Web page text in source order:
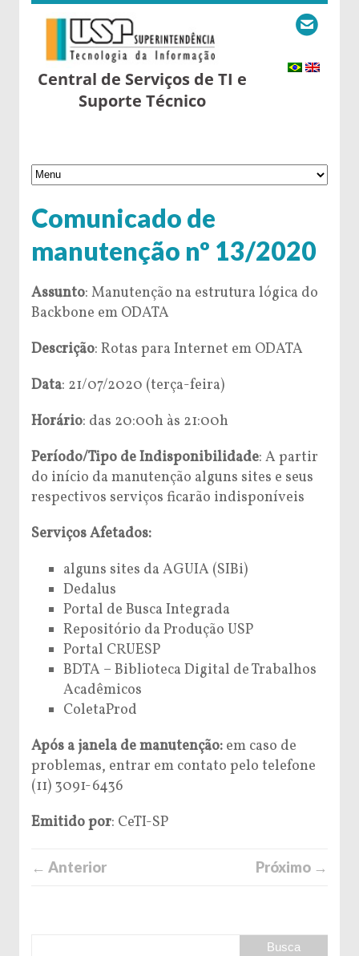
Central de Serviços de TI e
Suporte Técnico
Comunicado de
manutenção nº 13/2020
Assunto: Manutenção na estrutura lógica do
Backbone em ODATA
Descrição: Rotas para Internet em ODATA
Data: 21/07/2020 (terça-feira)
Horário: das 20:00h às 21:00h
Período/Tipo de Indisponibilidade: A partir
do início da manutenção alguns sites e seus
respectivos serviços ficarão indisponíveis
Serviços Afetados:
alguns sites da AGUIA (SIBi)
Dedalus
Portal de Busca Integrada
Repositório da Produção USP
Portal CRUESP
BDTA – Biblioteca Digital de Trabalhos
Acadêmicos
ColetaProd
Após a janela de manutenção: em caso de
problemas, entrar em contato pelo telefone
(11) 3091-6436
Emitido por: CeTI-SP
← Anterior Próximo →